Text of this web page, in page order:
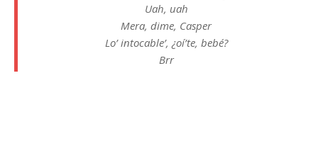
Uah, uah
Mera, dime, Casper
Lo’ intocable’, ¿oí’te, bebé?
Brr